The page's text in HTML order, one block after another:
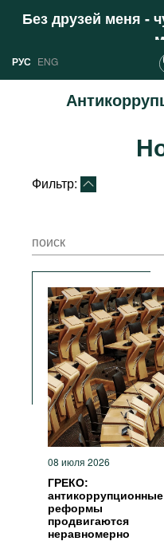
Без друзей меня -
РУС ENG
Международных
Ресурсы
Литература
Сайты
Документы
организаций
Фильмы
Подкасты
Книжная полка
О проекте
Фильтр:
08 июля 2026
ГРЕКО:
антикоррупционные
реформы
продвигаются
неравномерно